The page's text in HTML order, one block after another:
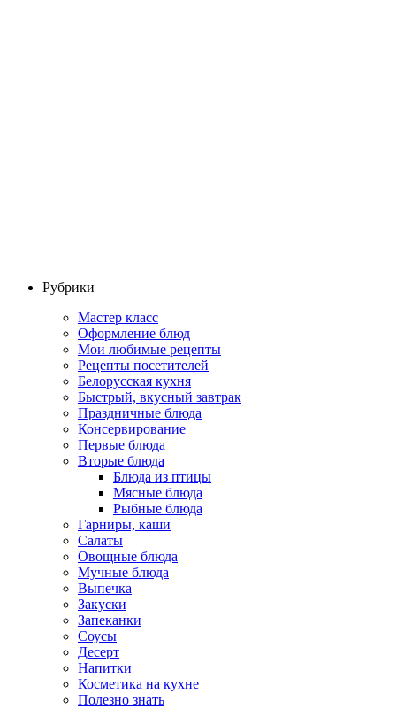
Рубрики
Мастер класс
Оформление блюд
Мои любимые рецепты
Рецепты посетителей
Белорусская кухня
Быстрый, вкусный завтрак
Праздничные блюда
Консервирование
Первые блюда
Вторые блюда
Блюда из птицы
Мясные блюда
Рыбные блюда
Гарниры, каши
Салаты
Овощные блюда
Мучные блюда
Выпечка
Закуски
Запеканки
Соусы
Десерт
Напитки
Косметика на кухне
Полезно знать